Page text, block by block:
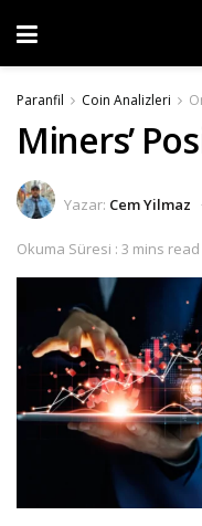
Paranfil Coin Analizleri
Miners’
Yazar: Cem Yilmaz
Okuma Süresi : 3 mins read